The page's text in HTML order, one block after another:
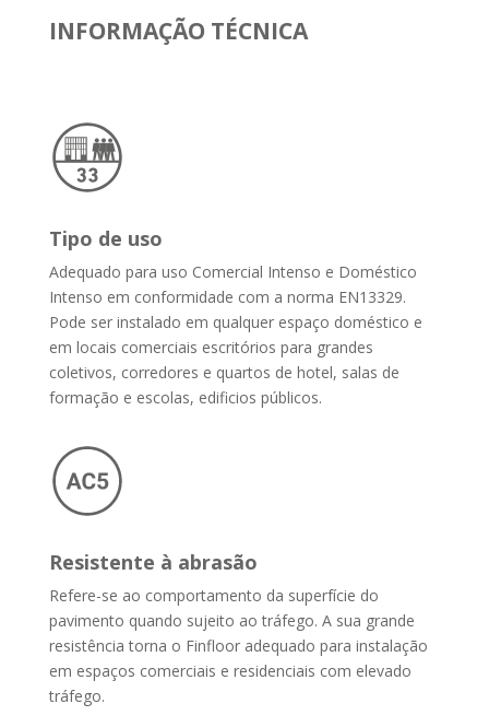
INFORMAÇÃO TÉCNICA
Tipo de uso
Adequado para uso Comercial Intenso e Doméstico
Intenso em conformidade com a norma EN13329.
Pode ser instalado em qualquer espaço doméstico e
em locais comerciais escritórios para grandes
coletivos, corredores e quartos de hotel, salas de
formação e escolas, edificios públicos.
Resistente à abrasão
Refere-se ao comportamento da superfície do
pavimento quando sujeito ao tráfego. A sua grande
resistência torna o Finfloor adequado para instalação
em espaços comerciais e residenciais com elevado
tráfego.